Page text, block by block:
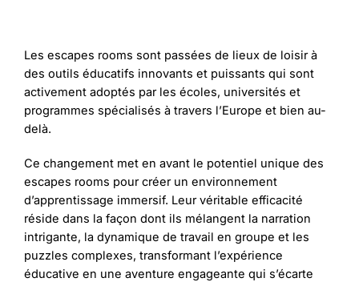
Les escapes rooms sont passées de lieux de loisir à
des outils éducatifs innovants et puissants qui sont
activement adoptés par les écoles, universités et
programmes spécialisés à travers l’Europe et bien au-
delà.
Ce changement met en avant le potentiel unique des
escapes rooms pour créer un environnement
d’apprentissage immersif. Leur véritable efficacité
réside dans la façon dont ils mélangent la narration
intrigante, la dynamique de travail en groupe et les
puzzles complexes, transformant l’expérience
éducative en une aventure engageante qui s’écarte